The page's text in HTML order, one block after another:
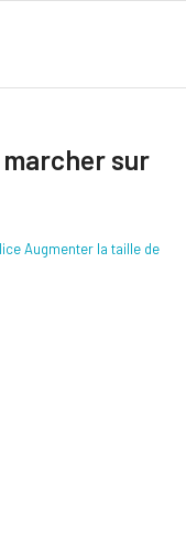
sur
Augmenter la taille de